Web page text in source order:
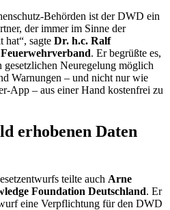
Behörden ist der DWD ein
der immer im Sinne der
hat“, sagte Dr. h.c. Ralf
. Er begrüßte es,
gesetzlichen Neuregelung möglich
Warnungen – und nicht nur wie
App – aus einer Hand kostenfrei zu
erhobenen Daten
teilte auch Arne
Foundation Deutschland. Er
eine Verpflichtung für den DWD